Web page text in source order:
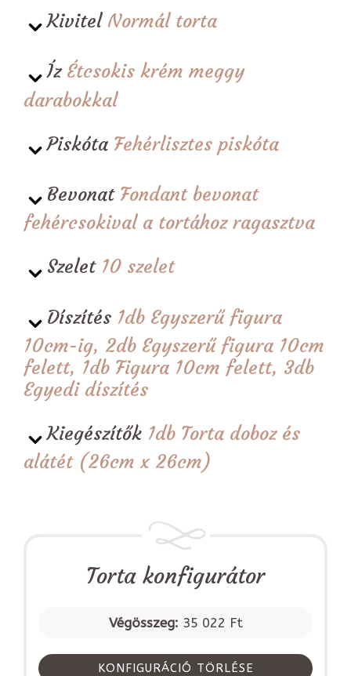
Kivitel Normál torta
Íz Étcsokis krém meggy
darabokkal
Piskóta Fehérlisztes piskóta
Bevonat Fondant bevonat
fehércsokival a tortához ragasztva
Szelet 10 szelet
Díszítés 1db Egyszerű figura
10cm-ig, 2db Egyszerű figura 10cm
felett, 1db Figura 10cm felett, 3db
Egyedi díszítés
Kiegészítők 1db Torta doboz és
alátét (26cm x 26cm)
Torta konfigurátor
Végösszeg: 35 022 Ft
KONFIGURÁCIÓ TÖRLÉSE